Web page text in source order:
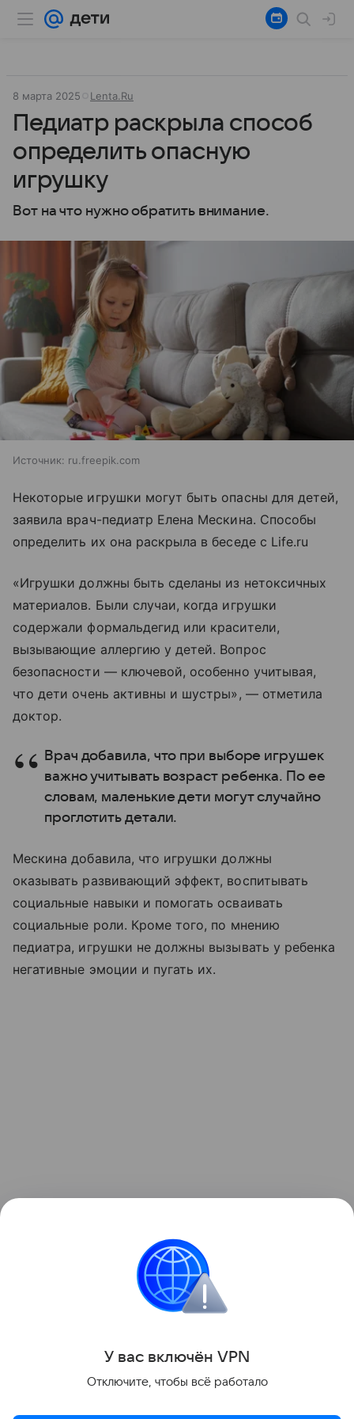
8 марта 2025 Lenta.Ru
Педиатр раскрыла способ
определить опасную
игрушку
Вот на что нужно обратить внимание.
Источник: ru.freepik.com
Некоторые игрушки могут быть опасны для детей,
заявила врач-педиатр Елена Мескина. Способы
определить их она раскрыла в беседе с Life.ru
«Игрушки должны быть сделаны из нетоксичных
материалов. Были случаи, когда игрушки
содержали формальдегид или красители,
вызывающие аллергию у детей. Вопрос
безопасности — ключевой, особенно учитывая,
что дети очень активны и шустры», — отметила
доктор.
Врач добавила, что при выборе игрушек
важно учитывать возраст ребенка. По ее
словам, маленькие дети могут случайно
проглотить детали.
Мескина добавила, что игрушки должны
оказывать развивающий эффект, воспитывать
социальные навыки и помогать осваивать
социальные роли. Кроме того, по мнению
педиатра, игрушки не должны вызывать у ребенка
негативные эмоции и пугать их.
Поделиться
У вас включён VPN
Отключите, чтобы всё работало